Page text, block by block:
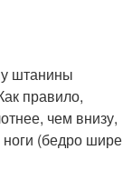
штанины
правило,
чем внизу,
ноги (бедро шире